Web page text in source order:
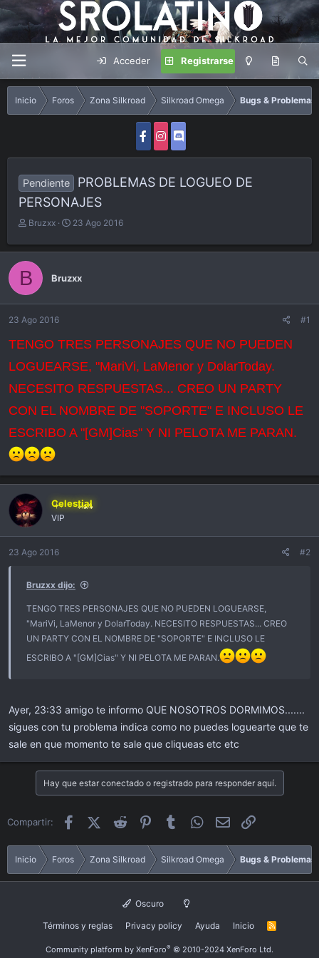
Acceder Registrarse
Inicio Foros Zona Silkroad Silkroad Omega Bugs & Problemas
Pendiente
PROBLEMAS DE LOGUEO DE
PERSONAJES
A
t
o
r
Bruzxx
F
c
a
e
i
i
o
23 Ago 2016
B Bruzxx
23 Ago 2016 #1
TENGO TRES PERSONAJES QUE NO PUEDEN
LOGUEARSE, "MariVi, LaMenor y DolarToday.
NECESITO RESPUESTAS... CREO UN PARTY
CON EL NOMBRE DE "SOPORTE" E INCLUSO LE
ESCRIBO A "[GM]Cias" Y NI PELOTA ME PARAN.
Celestial
VIP
23 Ago 2016 #2
Bruzxx dijo:
TENGO TRES PERSONAJES QUE NO PUEDEN LOGUEARSE,
"MariVi, LaMenor y DolarToday. NECESITO RESPUESTAS... CREO
UN PARTY CON EL NOMBRE DE "SOPORTE" E INCLUSO LE
ESCRIBO A "[GM]Cias" Y NI PELOTA ME PARAN.
Ayer, 23:33 amigo te informo QUE NOSOTROS DORMIMOS.......
sigues con tu problema indica como no puedes loguearte que te
sale en que momento te sale que cliqueas etc etc
Hay que estar conectado o registrado para responder aquí.
Compartir: FacebookX (Twitter)
Reddit PinterestTumblr WhatsApp
Email
Inicio Foros Zona Silkroad Silkroad Omega Bugs & Problemas
Oscuro
Términos y reglas Privacy policy Ayuda Inicio
R
Community platform by XenForo® © 2010-2024 XenForo Ltd.